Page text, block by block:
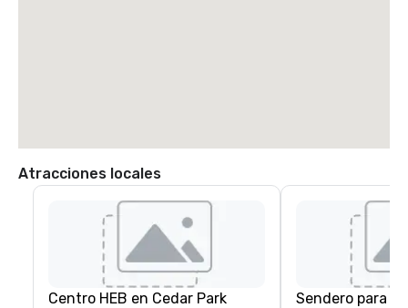
Atracciones locales
Centro HEB en Cedar Park
Sendero para